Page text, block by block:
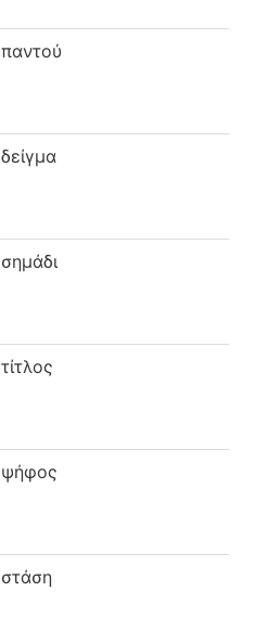
παντού
δείγμα
σημάδι
τίτλος
ψήφος
στάση